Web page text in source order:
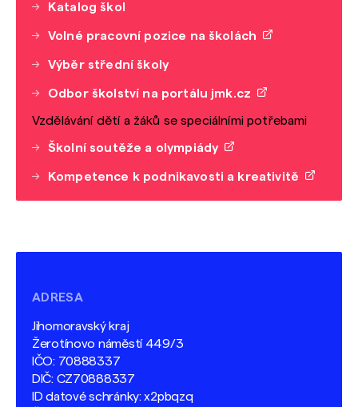
Katalog škol
Volné pracovní pozice na školách
Výběr střední školy
Odbor školství na portálu jmk.cz
Vzdělávání dětí a žáků se speciálními potřebami
Školní soutěže a olympiády
Kompetence k podnikavosti a kreativitě
ADRESA
Jihomoravský kraj
Žerotínovo náměstí 449/3
IČO: 70888337
DIČ: CZ70888337
ID datové schránky: x2pbqzq